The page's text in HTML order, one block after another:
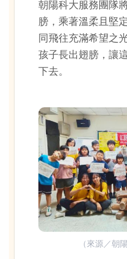
朝陽科大服務團隊
膀，乘著溫柔且堅
同飛往充滿希望之
孩子長出翅膀，讓
下去。
（來源／朝